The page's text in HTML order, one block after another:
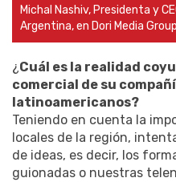
Michal Nashiv, Presidenta y
Argentina, en Dori Media Group
¿Cuál es la realidad
comercial de su
latinoamericanos?
Teniendo en cuenta la
locales de la región,
de ideas, es decir, los
guionadas o nuestras